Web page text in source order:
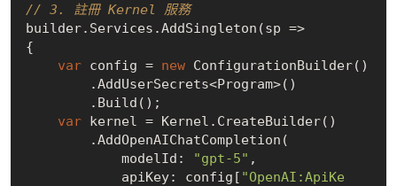
// 3. 註冊 Kernel 服務
builder.Services.AddSingleton(sp =>
{
var config = new ConfigurationBuilder()
var kernel = Kernel.CreateBuilder()
            modelId:
"gpt-5" ,
            apiKey: config[
"OpenAI:ApiKe